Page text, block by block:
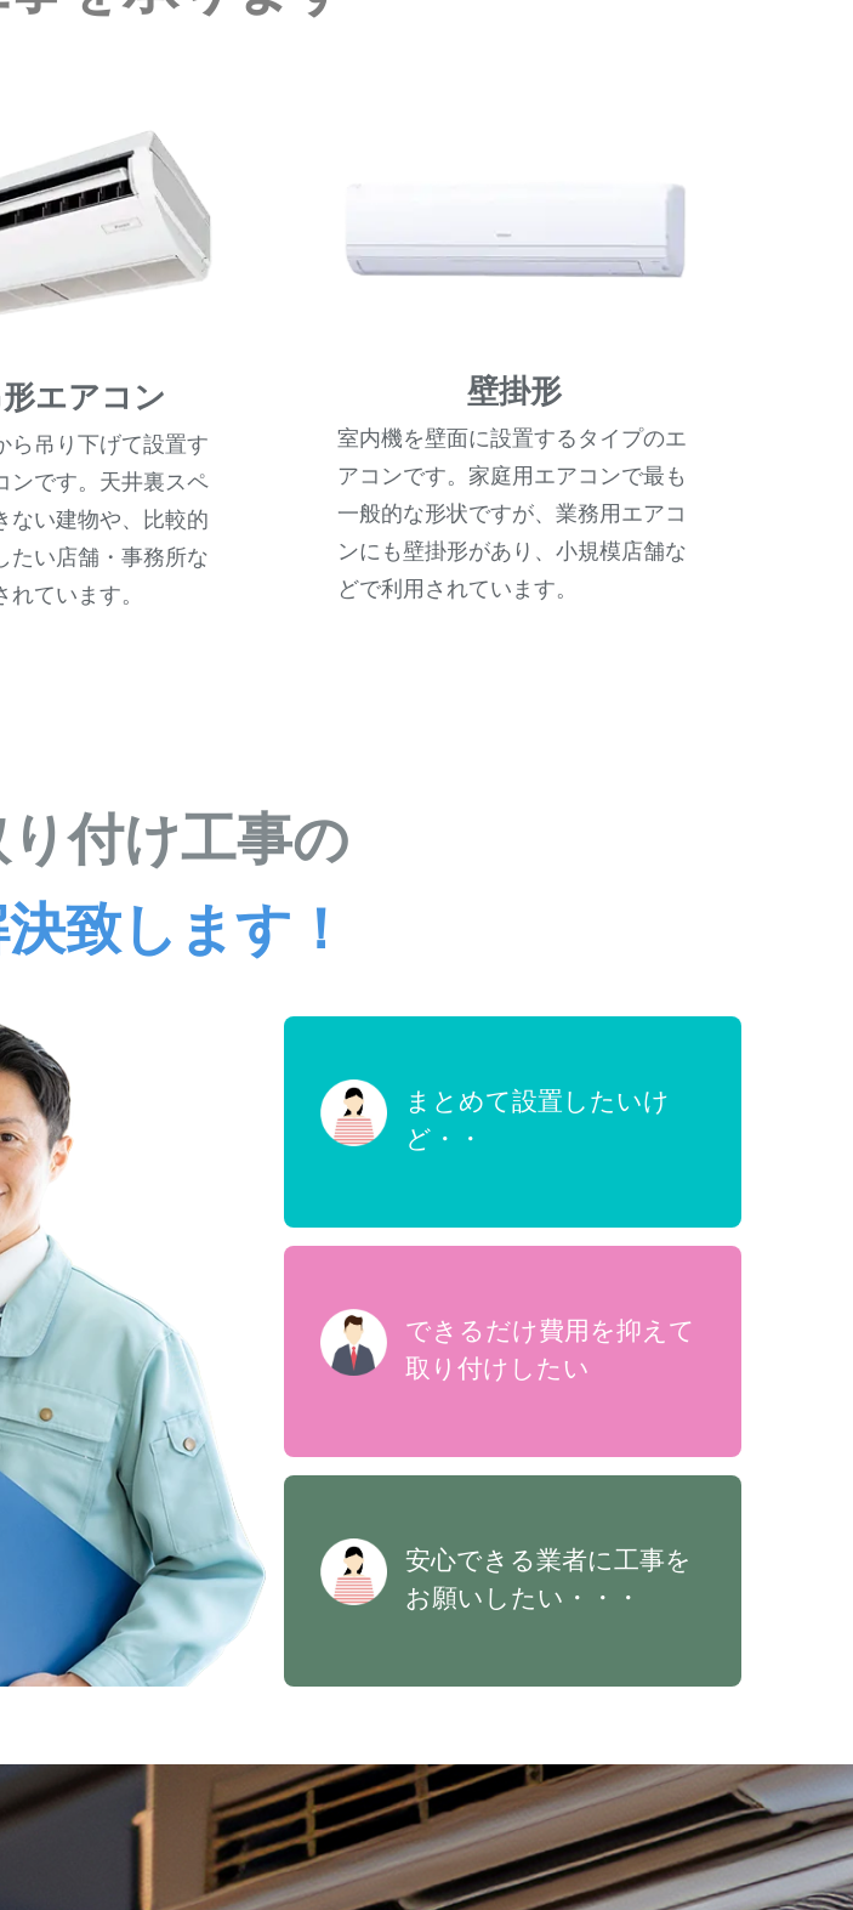
エアコン
ら吊り下げて設置す
ンです。天井裏スペ
ない建物や、比較的
たい店舗・事務所な
ています。
壁掛形
室内機を壁面に設置するタイプのエ
アコンです。家庭用エアコンで最も
一般的な形状ですが、業務用エアコ
ンにも壁掛形があり、小規模店舗な
どで利用されています。
付け工事の
致します！
まとめて設置したいけ
ど・・
できるだけ費用を抑えて
取り付けしたい
安心できる業者に工事を
お願いしたい・・・